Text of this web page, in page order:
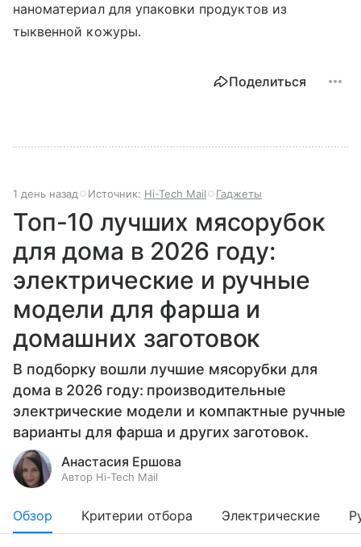
наноматериал для упаковки продуктов из
тыквенной кожуры.
Поделиться
1 день назад Источник: Hi-Tech Mail Гаджеты
Топ-10 лучших мясорубок
для дома в 2026 году:
электрические и ручные
модели для фарша и
домашних заготовок
В подборку вошли лучшие мясорубки для
дома в 2026 году: производительные
электрические модели и компактные ручные
варианты для фарша и других заготовок.
Анастасия Ершова
Автор Hi-Tech Mail
Обзор Критерии отбора Электрические